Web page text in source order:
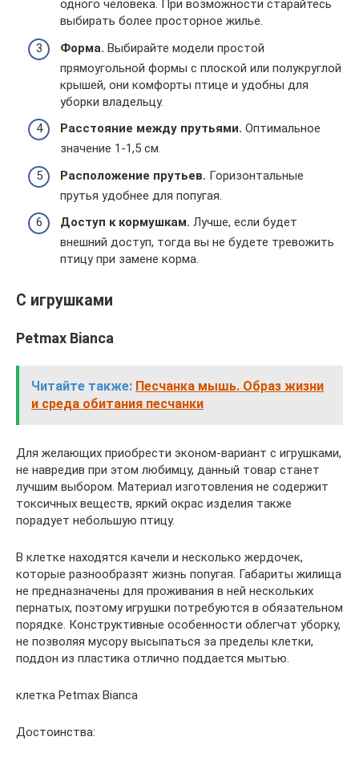
одного человека. При возможности старайтесь
выбирать более просторное жилье.
Форма. Выбирайте модели простой
прямоугольной формы с плоской или полукруглой
крышей, они комфорты птице и удобны для
уборки владельцу.
Расстояние между прутьями. Оптимальное
значение 1-1,5 см.
Расположение прутьев. Горизонтальные
прутья удобнее для попугая.
Доступ к кормушкам. Лучше, если будет
внешний доступ, тогда вы не будете тревожить
птицу при замене корма.
С игрушками
Petmax Bianca
Читайте также: Песчанка мышь. Образ жизни
и среда обитания песчанки
Для желающих приобрести эконом-вариант с игрушками,
не навредив при этом любимцу, данный товар станет
лучшим выбором. Материал изготовления не содержит
токсичных веществ, яркий окрас изделия также
порадует небольшую птицу.
В клетке находятся качели и несколько жердочек,
которые разнообразят жизнь попугая. Габариты жилища
не предназначены для проживания в ней нескольких
пернатых, поэтому игрушки потребуются в обязательном
порядке. Конструктивные особенности облегчат уборку,
не позволяя мусору высыпаться за пределы клетки,
поддон из пластика отлично поддается мытью.
клетка Petmax Bianca
Достоинства: